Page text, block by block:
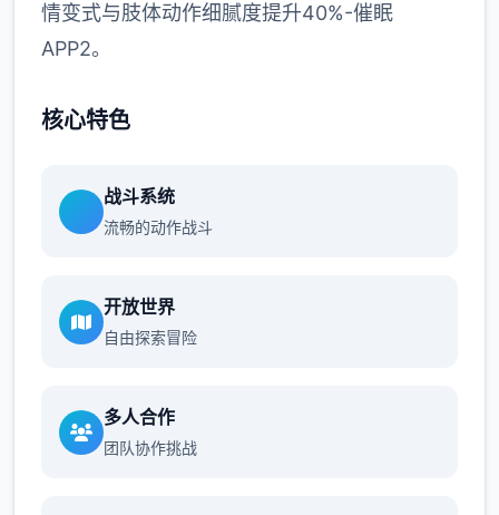
情变式与肢体动作细腻度提升40%-催眠
APP2。
核心特色
战斗系统
流畅的动作战斗
开放世界
自由探索冒险
多人合作
团队协作挑战